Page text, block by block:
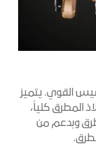
القوي. يتميز
المطرق كلياً،
وبدعم من